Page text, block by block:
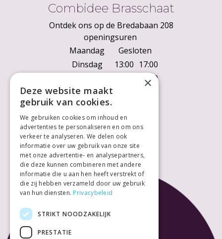
Combidee Brasschaat
Ontdek ons op de Bredabaan 208
openingsuren
Maandag
Gesloten
Dinsdag
13:00 17:00
18:00
Donderdag
Vrijdag
Zaterdag
10:00
Zondag
Gesloten
×
Deze website maakt
gebruik van cookies.
We gebruiken cookies om inhoud en
advertenties te personaliseren en om ons
verkeer te analyseren. We delen ook
informatie over uw gebruik van onze site
met onze advertentie- en analysepartners,
die deze kunnen combineren met andere
informatie die u aan hen heeft verstrekt of
die zij hebben verzameld door uw gebruik
van hun diensten. Privacybeleid
STRIKT NOODZAKELIJK
PRESTATIE